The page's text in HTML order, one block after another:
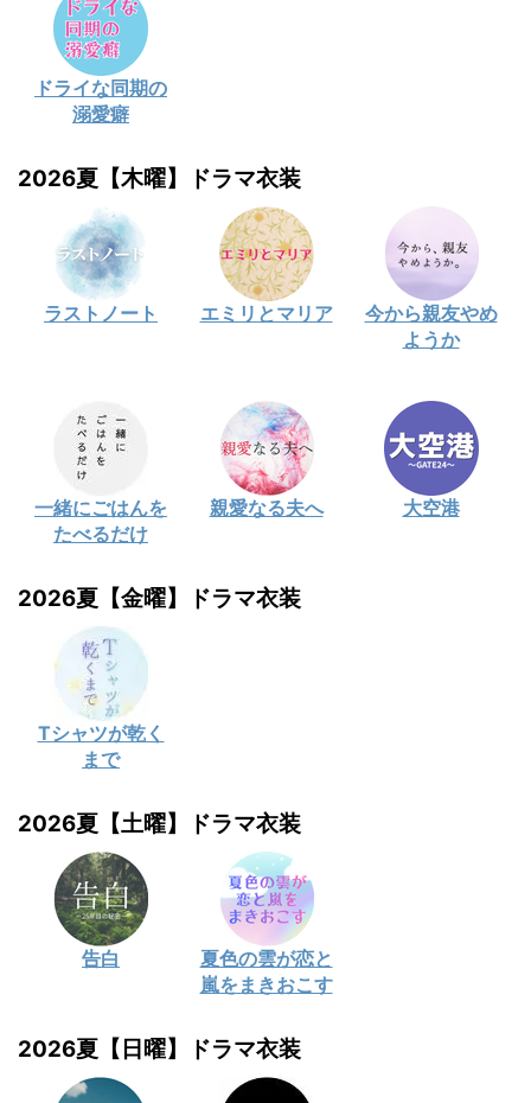
ドライな同期の
溺愛癖
2026夏【木曜】ドラマ衣装
ラストノート エミリとマリア
今から親友やめ
ようか
一緒にごはんを
たべるだけ
親愛なる夫へ 大空港
2026夏【金曜】ドラマ衣装
Tシャツが乾く
まで
2026夏【土曜】ドラマ衣装
告白
夏色の雲が恋と
嵐をまきおこす
2026夏【日曜】ドラマ衣装